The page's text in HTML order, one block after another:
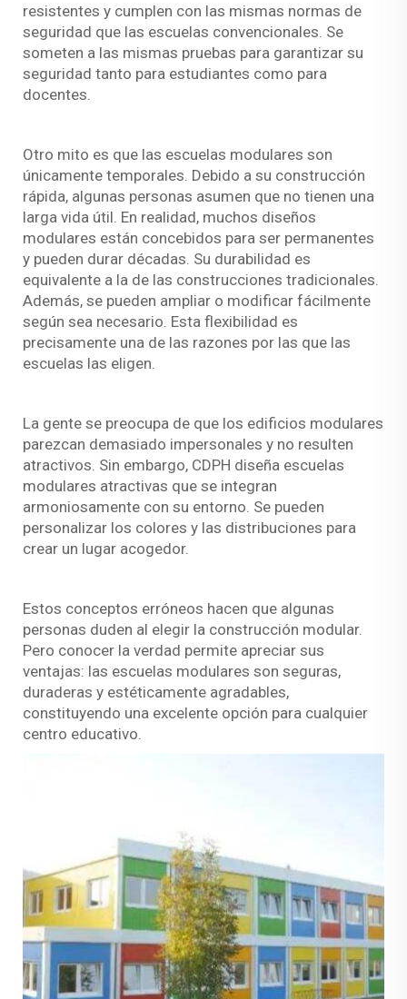
resistentes y cumplen con las mismas normas de
seguridad que las escuelas convencionales. Se
someten a las mismas pruebas para garantizar su
seguridad tanto para estudiantes como para
docentes.
Otro mito es que las escuelas modulares son
únicamente temporales. Debido a su construcción
rápida, algunas personas asumen que no tienen una
larga vida útil. En realidad, muchos diseños
modulares están concebidos para ser permanentes
y pueden durar décadas. Su durabilidad es
equivalente a la de las construcciones tradicionales.
Además, se pueden ampliar o modificar fácilmente
según sea necesario. Esta flexibilidad es
precisamente una de las razones por las que las
escuelas las eligen.
La gente se preocupa de que los edificios modulares
parezcan demasiado impersonales y no resulten
atractivos. Sin embargo, CDPH diseña escuelas
modulares atractivas que se integran
armoniosamente con su entorno. Se pueden
personalizar los colores y las distribuciones para
crear un lugar acogedor.
Estos conceptos erróneos hacen que algunas
personas duden al elegir la construcción modular.
Pero conocer la verdad permite apreciar sus
ventajas: las escuelas modulares son seguras,
duraderas y estéticamente agradables,
constituyendo una excelente opción para cualquier
centro educativo.